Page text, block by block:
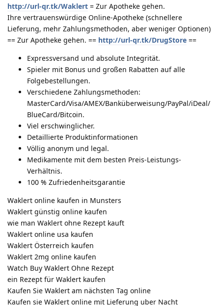
http://url-qr.tk/Waklert = Zur Apotheke gehen.
Ihre vertrauenswürdige Online-Apotheke (schnellere
Lieferung, mehr Zahlungsmethoden, aber weniger Optionen)
== Zur Apotheke gehen. == http://url-qr.tk/DrugStore ==
Expressversand und absolute Integrität.
Spieler mit Bonus und großen Rabatten auf alle
Folgebestellungen.
Verschiedene Zahlungsmethoden:
MasterCard/Visa/AMEX/Banküberweisung/PayPal/iDeal/
BlueCard/Bitcoin.
Viel erschwinglicher.
Detaillierte Produktinformationen
Völlig anonym und legal.
Medikamente mit dem besten Preis-Leistungs-
Verhältnis.
100 % Zufriedenheitsgarantie
Waklert online kaufen in Munsters
Waklert günstig online kaufen
wie man Waklert ohne Rezept kauft
Waklert online usa kaufen
Waklert Österreich kaufen
Waklert 2mg online kaufen
Watch Buy Waklert Ohne Rezept
ein Rezept für Waklert kaufen
Kaufen Sie Waklert am nächsten Tag online
Kaufen sie Waklert online mit Lieferung uber Nacht